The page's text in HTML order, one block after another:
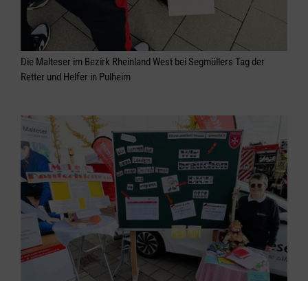
Die Malteser im Bezirk Rheinland West bei Segmüllers Tag der
Retter und Helfer in Pulheim